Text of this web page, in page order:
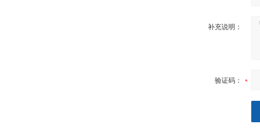
补充说明：
验证码：